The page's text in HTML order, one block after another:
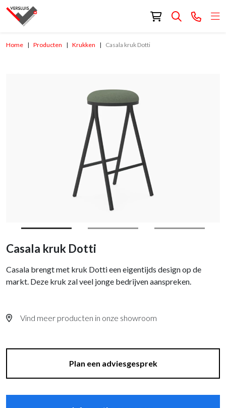
Home Producten Krukken Casala kruk Dotti
Casala kruk Dotti
Casala brengt met kruk Dotti een eigentijds design op de
markt. Deze kruk zal veel jonge bedrijven aanspreken.
Vind meer producten in onze showroom
Plan een adviesgesprek